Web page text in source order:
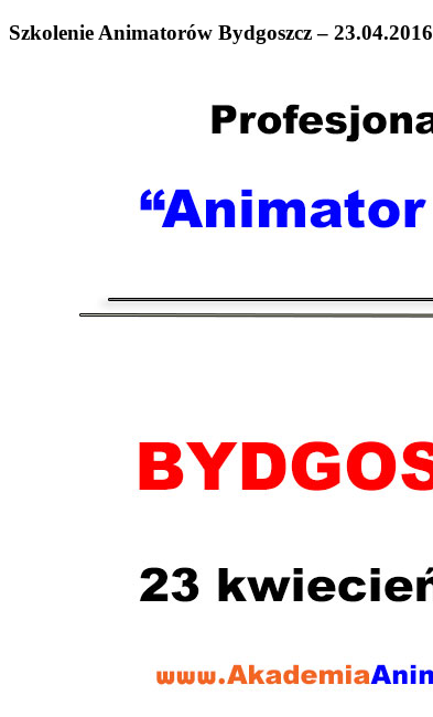
Szkolenie Animatorów Bydgoszcz – 23.04.2016